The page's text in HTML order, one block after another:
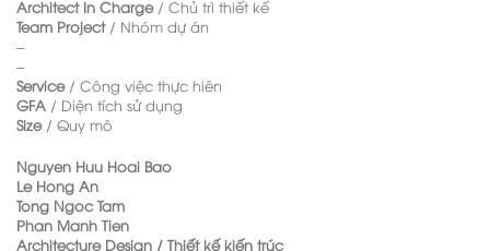
Architect In Charge/ Chủ trì thiết kế
Team Project/ Nhóm dự án
–
–
Service/ Công việc thực hiên
GFA / Diện tích sử dụng
Size/ Quy mô
Nguyen Huu Hoai Bao
Le Hong An
Tong Ngoc Tam
Phan Manh Tien
Architecture Design / Thiết kế kiến trúc